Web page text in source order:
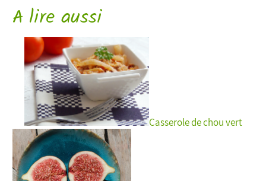
A lire aussi
Casserole de chou vert